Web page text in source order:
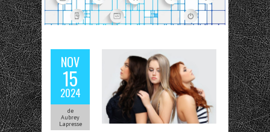
NOV
15
2024
de
Aubrey
Lapresse